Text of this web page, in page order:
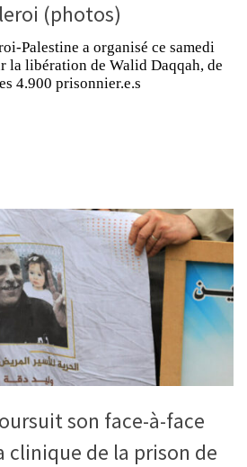
(photos)
Palestine a organisé ce samedi
la libération de Walid Daqqah, de
4.900 prisonnier.e.s
son face-à-face
clinique de la prison de